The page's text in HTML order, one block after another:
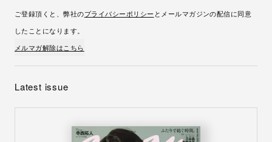
ご登録頂くと、弊社のプライバシーポリシー とメールマガジンの配信に同意
したことになります。
メルマガ解除はこちら
Latest issue